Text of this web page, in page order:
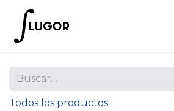
Todos los productos